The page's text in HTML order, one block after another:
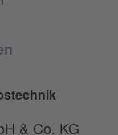
& Co. KG